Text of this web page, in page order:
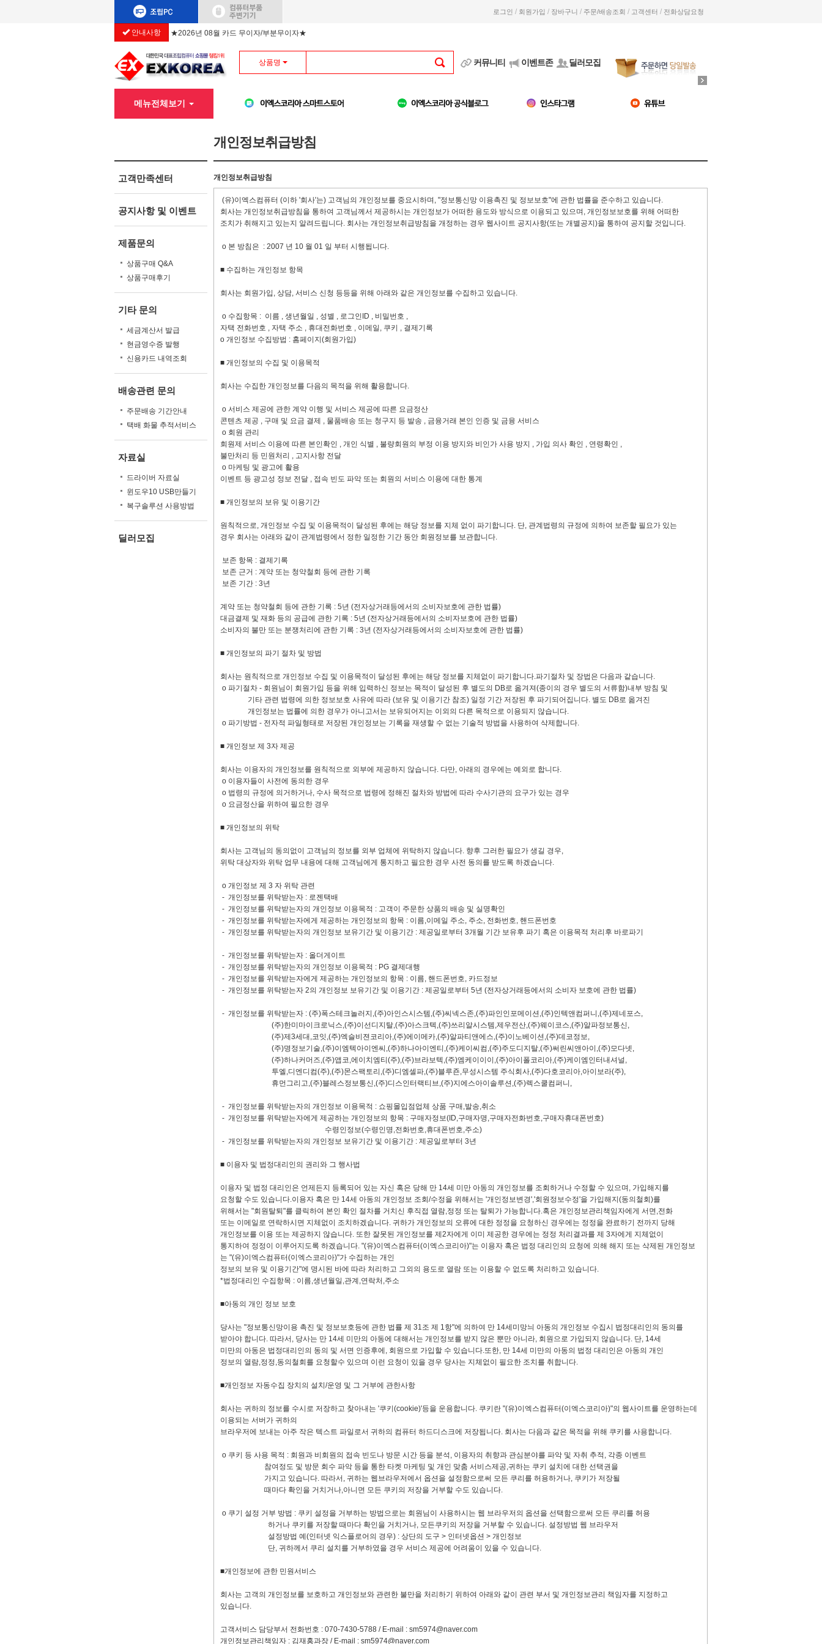
로그인 / 회원가입 / 장바구니 / 주문/배송조회 / 고객센터 / 전화상담요청
안내사항 ★2026년 08월 카드 무이자/부분무이자★
상품명 커뮤니티 이벤트존 딜러모집
메뉴전체보기
고객만족센터
공지사항 및 이벤트
제품문의
상품구매 Q&A
상품구매후기
기타 문의
세금계산서 발급
현금영수증 발행
신용카드 내역조회
배송관련 문의
주문배송 기간안내
택배 화물 추적서비스
자료실
드라이버 자료실
윈도우10 USB만들기
복구솔루션 사용방법
딜러모집
개인정보취급방침
개인정보취급방침
(유)이엑스컴퓨터 (이하 '회사'는) 고객님의 개인정보를 중요시하며, "정보통신망 이용촉진 및 정보보호"에 관한 법률을 준수하고 있습니다.
회사는 개인정보취급방침을 통하여 고객님께서 제공하시는 개인정보가 어떠한 용도와 방식으로 이용되고 있으며, 개인정보보호를 위해 어떠한
조치가 취해지고 있는지 알려드립니다. 회사는 개인정보취급방침을 개정하는 경우 웹사이트 공지사항(또는 개별공지)을 통하여 공지할 것입니다.
ο 본 방침은 : 2007 년 10 월 01 일 부터 시행됩니다.
■ 수집하는 개인정보 항목
회사는 회원가입, 상담, 서비스 신청 등등을 위해 아래와 같은 개인정보를 수집하고 있습니다.
ο 수집항목 : 이름 , 생년월일 , 성별 , 로그인ID , 비밀번호 ,
자택 전화번호 , 자택 주소 , 휴대전화번호 , 이메일, 쿠키 , 결제기록
ο 개인정보 수집방법 : 홈페이지(회원가입)
■ 개인정보의 수집 및 이용목적
회사는 수집한 개인정보를 다음의 목적을 위해 활용합니다.
ο 서비스 제공에 관한 계약 이행 및 서비스 제공에 따른 요금정산
콘텐츠 제공 , 구매 및 요금 결제 , 물품배송 또는 청구지 등 발송 , 금융거래 본인 인증 및 금융 서비스
ο 회원 관리
회원제 서비스 이용에 따른 본인확인 , 개인 식별 , 불량회원의 부정 이용 방지와 비인가 사용 방지 , 가입 의사 확인 , 연령확인 ,
불만처리 등 민원처리 , 고지사항 전달
ο 마케팅 및 광고에 활용
이벤트 등 광고성 정보 전달 , 접속 빈도 파악 또는 회원의 서비스 이용에 대한 통계
■ 개인정보의 보유 및 이용기간
원칙적으로, 개인정보 수집 및 이용목적이 달성된 후에는 해당 정보를 지체 없이 파기합니다. 단, 관계법령의 규정에 의하여 보존할 필요가 있는
경우 회사는 아래와 같이 관계법령에서 정한 일정한 기간 동안 회원정보를 보관합니다.
보존 항목 : 결제기록
보존 근거 : 계약 또는 청약철회 등에 관한 기록
보존 기간 : 3년
계약 또는 청약철회 등에 관한 기록 : 5년 (전자상거래등에서의 소비자보호에 관한 법률)
대금결제 및 재화 등의 공급에 관한 기록 : 5년 (전자상거래등에서의 소비자보호에 관한 법률)
소비자의 불만 또는 분쟁처리에 관한 기록 : 3년 (전자상거래등에서의 소비자보호에 관한 법률)
■ 개인정보의 파기 절차 및 방법
회사는 원칙적으로 개인정보 수집 및 이용목적이 달성된 후에는 해당 정보를 지체없이 파기합니다.파기절차 및 장법은 다음과 같습니다.
ο 파기절차 - 회원님이 회원가입 등을 위해 입력하신 정보는 목적이 달성된 후 별도의 DB로 옮겨져(종이의 경우 별도의 서류함)내부 방침 및
기타 관련 법령에 의한 정보보호 사유에 따라 (보유 및 이용기간 참조) 일정 기간 저장된 후 파기되어집니다. 별도 DB로 옮겨진
개인정보는 법률에 의한 경우가 아니고서는 보유되어지는 이외의 다른 목적으로 이용되지 않습니다.
ο 파기방법 - 전자적 파일형태로 저장된 개인정보는 기록을 재생할 수 없는 기술적 방법을 사용하여 삭제합니다.
■ 개인정보 제 3자 제공
회사는 이용자의 개인정보를 원칙적으로 외부에 제공하지 않습니다. 다만, 아래의 경우에는 예외로 합니다.
ο 이용자들이 사전에 동의한 경우
ο 법령의 규정에 의거하거나, 수사 목적으로 법령에 정해진 절차와 방법에 따라 수사기관의 요구가 있는 경우
ο 요금정산을 위하여 필요한 경우
■ 개인정보의 위탁
회사는 고객님의 동의없이 고객님의 정보를 외부 업체에 위탁하지 않습니다. 향후 그러한 필요가 생길 경우,
위탁 대상자와 위탁 업무 내용에 대해 고객님에게 통지하고 필요한 경우 사전 동의를 받도록 하겠습니다.
ο 개인정보 제 3 자 위탁 관련
- 개인정보를 위탁받는자 : 로젠택배
- 개인정보를 위탁받는자의 개인정보 이용목적 : 고객이 주문한 상품의 배송 및 실명확인
- 개인정보를 위탁받는자에게 제공하는 개인정보의 항목 : 이름,이메일 주소, 주소, 전화번호, 핸드폰번호
- 개인정보를 위탁받는자의 개인정보 보유기간 및 이용기간 : 제공일로부터 3개월 기간 보유후 파기 혹은 이용목적 처리후 바로파기
- 개인정보를 위탁받는자 : 올더게이트
- 개인정보를 위탁받는자의 개인정보 이용목적 : PG 결제대행
- 개인정보를 위탁받는자에게 제공하는 개인정보의 항목 : 이름, 핸드폰번호, 카드정보
- 개인정보를 위탁받는자 2의 개인정보 보유기간 및 이용기간 : 제공일로부터 5년 (전자상거래등에서의 소비자 보호에 관한 법률)
- 개인정보를 위탁받는자 : (주)폭스테크놀러지,(주)아인스시스템,(주)씨넥스존,(주)파인인포메이션,(주)인텍앤컴퍼니,(주)제네포스,
(주)한미마이크로닉스,(주)이선디지탈,(주)아스크텍,(주)쓰리알시스템,제우전산,(주)웨이코스,(주)알파정보통신,
(주)제3세대,코잇,(주)엑슬비젼코리아,(주)에이메카,(주)알파티앤에스,(주)이노베이션,(주)데코정보,
(주)명정보기술,(주)이엠텍아이엔씨,(주)하나아이엔티,(주)케이씨컴,(주)주도디지탈,(주)써린씨앤아이,(주)모다넷,
(주)하나커머즈,(주)앱코,에이치엠티(주),(주)브라보텍,(주)엠케이이이,(주)아이폴코리아,(주)케이엠인터내셔널,
투엘,디엔디컴(주),(주)몬스팩토리,(주)디엠셀파,(주)블루죤,무성시스템 주식회사,(주)다호코리아,아이보라(주),
휴먼그리고,(주)블레스정보통신,(주)디스인터랙티브,(주)지에스아이솔루션,(주)렉스쿨컴퍼니,
- 개인정보를 위탁받는자의 개인정보 이용목적 : 쇼핑몰입점업체 상품 구매,발송,취소
- 개인정보를 위탁받는자에게 제공하는 개인정보의 항목 : 구매자정보(ID,구매자명,구매자전화번호,구매자휴대폰번호)
수령인정보(수령인명,전화번호,휴대폰번호,주소)
- 개인정보를 위탁받는자의 개인정보 보유기간 및 이용기간 : 제공일로부터 3년
■ 이용자 및 법정대리인의 권리와 그 행사법
이용자 및 법정 대리인은 언제든지 등록되어 있는 자신 혹은 당해 만 14세 미만 아동의 개인정보를 조회하거나 수정할 수 있으며, 가입해지를
요청할 수도 있습니다.이용자 혹은 만 14세 아동의 개인정보 조회/수정을 위해서는 '개인정보변경','회원정보수정'을 가입해지(동의철회)를
위해서는 "회원탈퇴"를 클릭하여 본인 확인 절차를 거치신 후직접 열람,정정 또는 탈퇴가 가능합니다.혹은 개인정보관리책임자에게 서면,전화
또는 이메일로 연락하시면 지체없이 조치하겠습니다. 귀하가 개인정보의 오류에 대한 정정을 요청하신 경우에는 정정을 완료하기 전까지 당해
개인정보를 이용 또는 제공하지 않습니다. 또한 잘못된 개인정보를 제2자에게 이미 제공한 경우에는 정정 처리결과를 제 3자에게 지체없이
통지하여 정정이 이루어지도록 하겠습니다. "(유)이엑스컴퓨터(이엑스코리아)"는 이용자 혹은 법정 대리인의 요청에 의해 해지 또는 삭제된 개인정보
는 "(유)이엑스컴퓨터(이엑스코리아)"가 수집하는 개인
정보의 보유 및 이용기간"에 명시된 바에 따라 처리하고 그외의 용도로 열람 또는 이용할 수 없도록 처리하고 있습니다.
*법정대리인 수집항목 : 이름,생년월일,관계,연락처,주소
■아동의 개인 정보 보호
당사는 "정보통신망이용 촉진 및 정보보호등에 관한 법률 제 31조 제 1항"에 의하여 만 14세미망늬 아동의 개인정보 수집시 법정대리인의 동의를
받아야 합니다. 따라서, 당사는 만 14세 미만의 아동에 대해서는 개인정보를 받지 않은 뿐만 아니라, 회원으로 가입되지 않습니다. 단, 14세
미만의 아동은 법정대리인의 동의 및 서면 인증후에, 회원으로 가입할 수 있습니다.또한, 만 14세 미만의 아동의 법정 대리인은 아동의 개인
정보의 열람,정정,동의철회를 요청할수 있으며 이런 요청이 있을 경우 당사는 지체없이 필요한 조치를 취합니다.
■개인정보 자동수집 장치의 설치/운영 및 그 거부에 관한사항
회사는 귀하의 정보를 수시로 저장하고 찾아내는 '쿠키(cookie)'등을 운용합니다. 쿠키란 "(유)이엑스컴퓨터(이엑스코리아)"의 웹사이트를 운영하는데
이용되는 서버가 귀하의
브라우저에 보내는 아주 작은 텍스트 파일로서 귀하의 컴퓨터 하드디스크에 저장됩니다. 회사는 다음과 같은 목적을 위해 쿠키를 사용합니다.
ο 쿠키 등 사용 목적 : 회원과 비회원의 접속 빈도나 방문 시간 등을 분석, 이용자의 취향과 관심분야를 파악 및 자취 추적, 각종 이벤트
참여정도 및 방문 회수 파악 등을 통한 타켓 마케팅 및 개인 맞춤 서비스제공,귀하는 쿠키 설치에 대한 선택권을
가지고 있습니다. 따라서, 귀하는 웹브라우저에서 옵션을 설정함으로써 모든 쿠리를 허용하거나, 쿠키가 저장될
때마다 확인을 거치거나,아니면 모든 쿠키의 저장을 거부할 수도 있습니다.
ο 쿠기 설정 거부 방법 : 쿠키 설정을 거부하는 방법으로는 회원님이 사용하시는 웹 브라우저의 옵션을 선택함으로써 모든 쿠리를 허용
하거나 쿠키를 저장할 때마다 확인을 거치거나, 모든쿠키의 저장을 거부할 수 있습니다. 설정방법 웹 브라우저
설정방법 예(인터넷 익스플로어의 경우) : 상단의 도구 > 인터넷옵션 > 개인정보
단, 귀하께서 쿠리 설치를 거부하였을 경우 서비스 제공에 어려움이 있을 수 있습니다.
■개인정보에 관한 민원서비스
회사는 고객의 개인정보를 보호하고 개인정보와 관련한 불만을 처리하기 위하여 아래와 같이 관련 부서 및 개인정보관리 책임자를 지정하고
있습니다.
고객서비스 담당부서 전화번호 : 070-7430-5788 / E-mail : sm5974@naver.com
개인정보관리책임자 : 김재홍과장 / E-mail : sm5974@naver.com